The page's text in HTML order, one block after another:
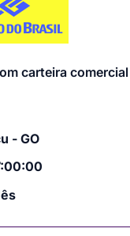
carteira comercial
- GO